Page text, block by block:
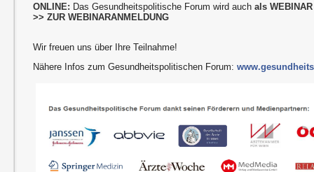
ONLINE: Das Gesundheitspolitische Forum wird auch als WEBINAR
>> ZUR WEBINARANMELDUNG
Wir freuen uns über Ihre Teilnahme!
Nähere Infos zum Gesundheitspolitischen Forum: